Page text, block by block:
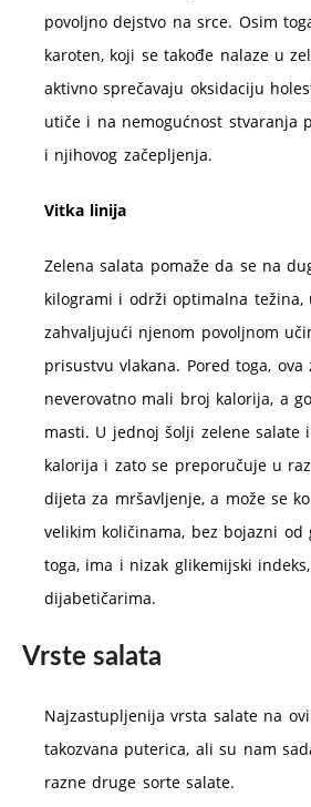
povoljno dejstvo na srce. Osim
karoten, koji se takođe nalaze u
aktivno sprečavaju oksidaciju
utiče i na nemogućnost stvaranja
i njihovog začepljenja.
Vitka linija
Zelena salata pomaže da se na
kilogrami i održi optimalna težina,
zahvaljujući njenom povoljnom
prisustvu vlakana. Pored toga,
neverovatno mali broj kalorija, a
masti. U jednoj šolji zelene salate
kalorija i zato se preporučuje u
dijeta za mršavljenje, a može se
velikim količinama, bez bojazni od
toga, ima i nizak glikemijski
dijabetičarima.
Vrste salata
Najzastupljenija vrsta salate na
takozvana puterica, ali su nam
razne druge sorte salate.